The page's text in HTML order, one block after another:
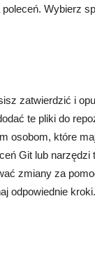
Wybierz
zatwierdzić i
te pliki do
osobom, które
Git lub
zmiany za
odpowiednie kroki.